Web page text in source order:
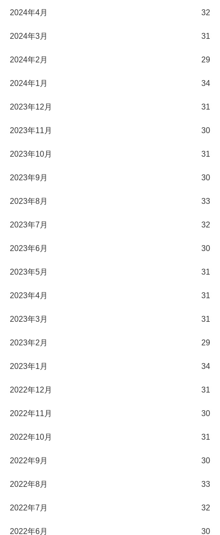
2024年4月 32
2024年3月 31
2024年2月 29
2024年1月 34
2023年12月 31
2023年11月 30
2023年10月 31
2023年9月 30
2023年8月 33
2023年7月 32
2023年6月 30
2023年5月 31
2023年4月 31
2023年3月 31
2023年2月 29
2023年1月 34
2022年12月 31
2022年11月 30
2022年10月 31
2022年9月 30
2022年8月 33
2022年7月 32
2022年6月 30